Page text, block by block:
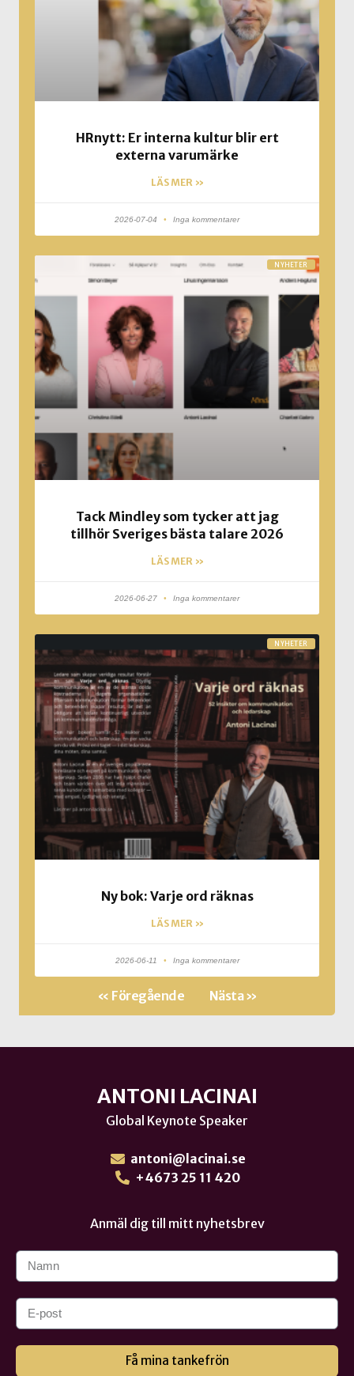
HRnytt: Er interna kultur blir ert
externa varumärke
LÄS MER »
2026-07-04 Inga kommentarer
NYHETER
Tack Mindley som tycker att jag
tillhör Sveriges bästa talare 2026
LÄS MER »
2026-06-27 Inga kommentarer
NYHETER
Ny bok: Varje ord räknas
LÄS MER »
2026-06-11 Inga kommentarer
« Föregående Nästa »
ANTONI LACINAI
Global Keynote Speaker
antoni@lacinai.se
+4673 25 11 420
Anmäl dig till mitt nyhetsbrev
Få mina tankefrön